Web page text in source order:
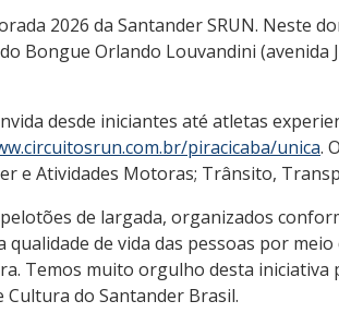
2026 da Santander SRUN. Neste
Bongue Orlando Louvandini
desde iniciantes até atletas
piracicaba/unica.
e Atividades Motoras; Trânsito,
de largada, organizados
de vida das pessoas por
Temos muito orgulho desta iniciativa
Cultura do Santander Brasil.